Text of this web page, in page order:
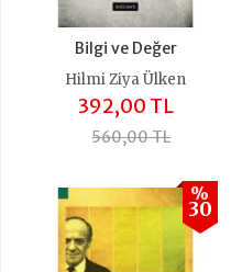
Bilgi ve Değer
Hilmi Ziya Ülken
392,00 TL
560,00 TL
%
30